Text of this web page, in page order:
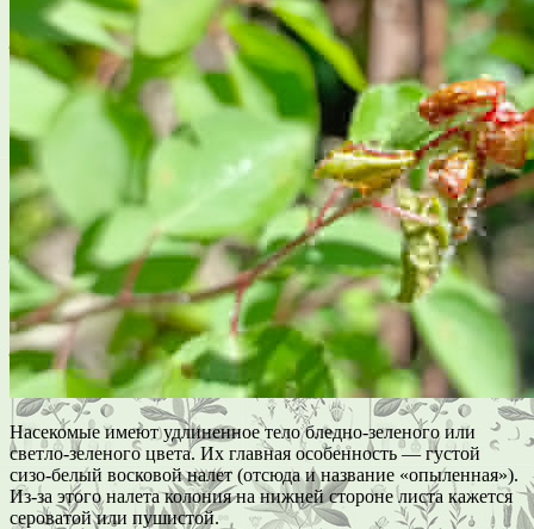
Насекомые имеют удлиненное тело бледно-зеленого или
светло-зеленого цвета. Их главная особенность — густой
сизо-белый восковой налет (отсюда и название «опыленная»).
Из-за этого налета колония на нижней стороне листа кажется
сероватой или пушистой.